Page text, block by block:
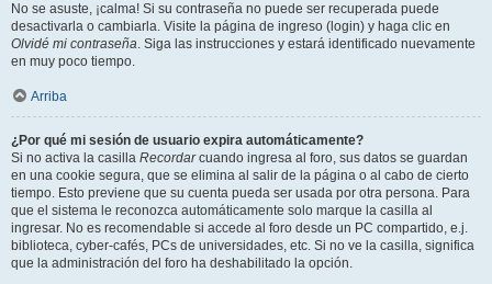
No se asuste, ¡calma! Si su contraseña no puede ser recuperada puede
desactivarla o cambiarla. Visite la página de ingreso (login) y haga clic en
Olvidé mi contraseña. Siga las instrucciones y estará identificado nuevamente
en muy poco tiempo.
Arriba
¿Por qué mi sesión de usuario expira automáticamente?
Si no activa la casilla Recordarcuando ingresa al foro, sus datos se guardan
en una cookie segura, que se elimina al salir de la página o al cabo de cierto
tiempo. Esto previene que su cuenta pueda ser usada por otra persona. Para
que el sistema le reconozca automáticamente solo marque la casilla al
ingresar. No es recomendable si accede al foro desde un PC compartido, e.j.
biblioteca, cyber-cafés, PCs de universidades, etc. Si no ve la casilla, significa
que la administración del foro ha deshabilitado la opción.